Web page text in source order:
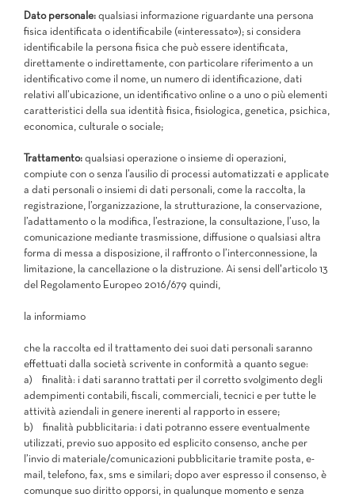
Dato personale: qualsiasi informazione riguardante una persona
fisica identificata o identificabile («interessato»); si considera
identificabile la persona fisica che può essere identificata,
direttamente o indirettamente, con particolare riferimento a un
identificativo come il nome, un numero di identificazione, dati
relativi all’ubicazione, un identificativo online o a uno o più elementi
caratteristici della sua identità fisica, fisiologica, genetica, psichica,
economica, culturale o sociale;
Trattamento: qualsiasi operazione o insieme di operazioni,
compiute con o senza l’ausilio di processi automatizzati e applicate
a dati personali o insiemi di dati personali, come la raccolta, la
registrazione, l’organizzazione, la strutturazione, la conservazione,
l’adattamento o la modifica, l’estrazione, la consultazione, l’uso, la
comunicazione mediante trasmissione, diffusione o qualsiasi altra
forma di messa a disposizione, il raffronto o l’interconnessione, la
limitazione, la cancellazione o la distruzione. Ai sensi dell'articolo 13
del Regolamento Europeo 2016/679 quindi,
la informiamo
che la raccolta ed il trattamento dei suoi dati personali saranno
effettuati dalla società scrivente in conformità a quanto segue:
a) finalità: i dati saranno trattati per il corretto svolgimento degli
adempimenti contabili, fiscali, commerciali, tecnici e per tutte le
attività aziendali in genere inerenti al rapporto in essere;
b) finalità pubblicitaria: i dati potranno essere eventualmente
utilizzati, previo suo apposito ed esplicito consenso, anche per
l’invio di materiale/comunicazioni pubblicitarie tramite posta, e-
mail, telefono, fax, sms e similari; dopo aver espresso il consenso, è
comunque suo diritto opporsi, in qualunque momento e senza